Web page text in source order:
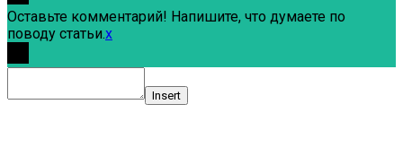
Оставьте комментарий! Напишите, что думаете по
поводу статьи.x
Insert